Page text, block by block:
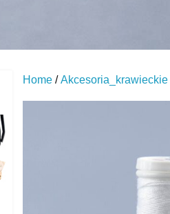
Home /Akcesoria_krawieckie